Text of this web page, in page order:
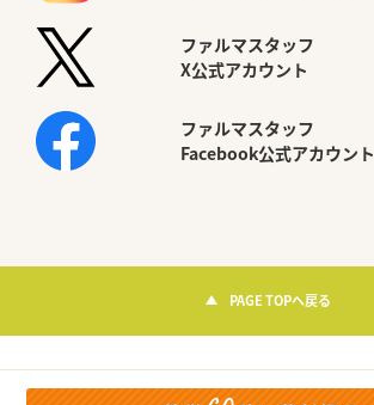
ファルマスタッフ
X公式アカウント
ファルマスタッフ
Facebook公式アカウント
PAGE TOPへ戻る